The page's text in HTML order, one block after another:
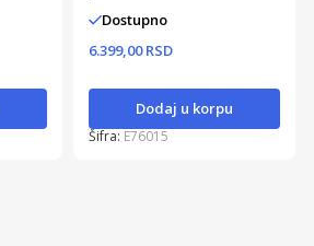
Dostupno
6.399,00 RSD
Dodaj u korpu
Šifra: E76015